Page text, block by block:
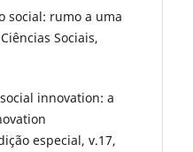
social: rumo a uma
Sociais,
innovation: a
especial, v.17,